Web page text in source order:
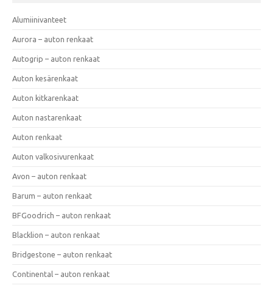
Alumiinivanteet
Aurora – auton renkaat
Autogrip – auton renkaat
Auton kesärenkaat
Auton kitkarenkaat
Auton nastarenkaat
Auton renkaat
Auton valkosivurenkaat
Avon – auton renkaat
Barum – auton renkaat
BFGoodrich – auton renkaat
Blacklion – auton renkaat
Bridgestone – auton renkaat
Continental – auton renkaat